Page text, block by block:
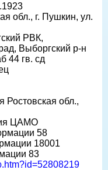
обл., г. Пушкин, ул.
РВК,
Выборгский р-н
44 гв. сд
Ростовская обл.,
ЦАМО
58
18001
83